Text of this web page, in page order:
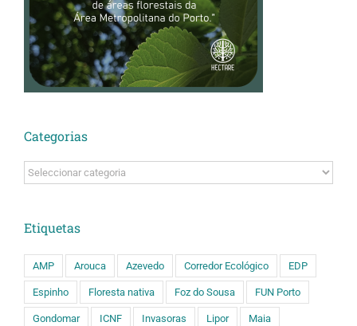
Categorias
Categorias
Etiquetas
AMP Arouca Azevedo Corredor Ecológico EDP
Espinho Floresta nativa Foz do Sousa FUN Porto
Gondomar ICNF Invasoras Lipor Maia